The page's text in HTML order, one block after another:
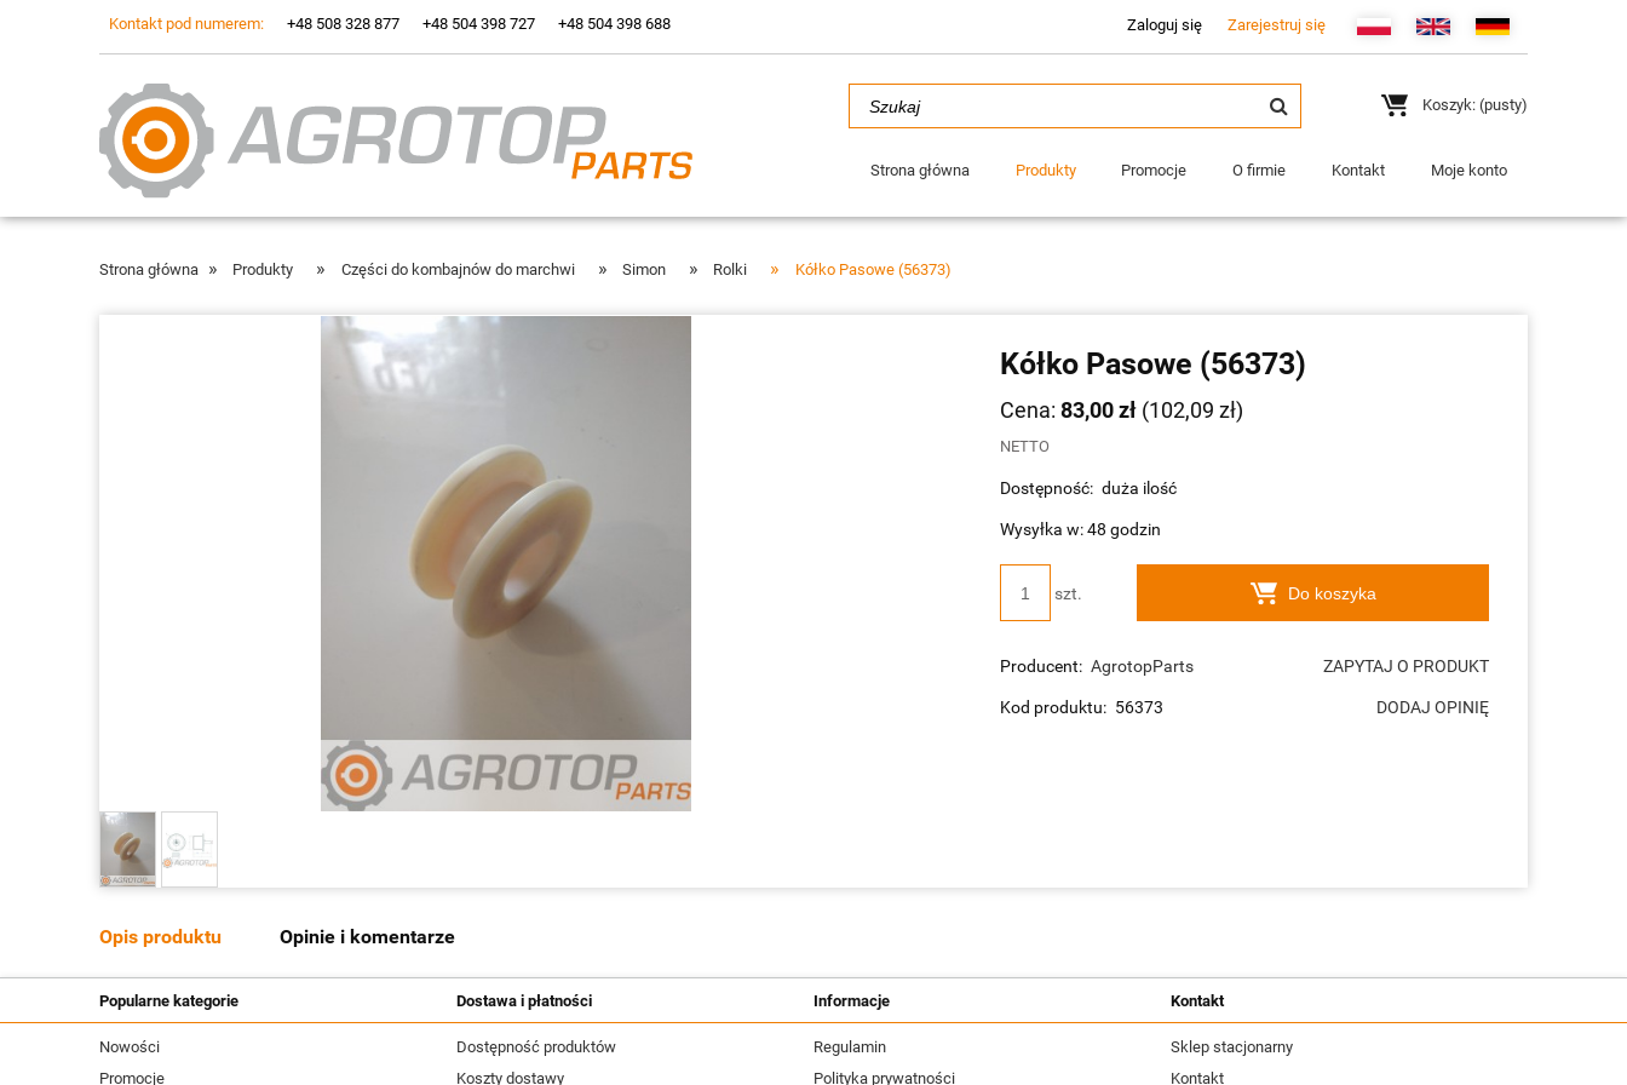
Kontakt pod numerem: +48 508 328 877 +48 504 398 727 +48 504 398 688 Zaloguj się Zarejestruj się
Koszyk: (pusty)
Strona główna Produkty Promocje O firmie Kontakt Moje konto
Strona główna » Produkty » Części do kombajnów do marchwi » Simon » Rolki » Kółko Pasowe (56373)
Kółko Pasowe (56373)
Cena: 83,00 zł (102,09 zł)
NETTO
Dostępność: duża ilość
Wysyłka w: 48 godzin
szt. Do koszyka
Producent: AgrotopParts ZAPYTAJ O PRODUKT
Kod produktu: 56373 DODAJ OPINIĘ
Opis produktu Opinie i komentarze
Popularne kategorie
Nowości
Promocje
Dostawa i płatności
Dostępność produktów
Koszty dostawy
Informacje
Regulamin
Polityka prywatności
Kontakt
Sklep stacjonarny
Kontakt